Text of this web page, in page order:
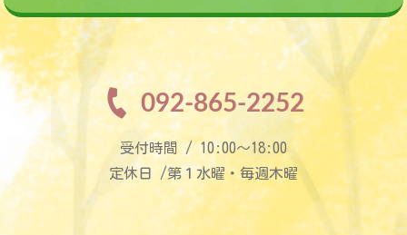
092-865-2252
受付時間 / 10:00〜18:00
定休日 /第１水曜・毎週木曜